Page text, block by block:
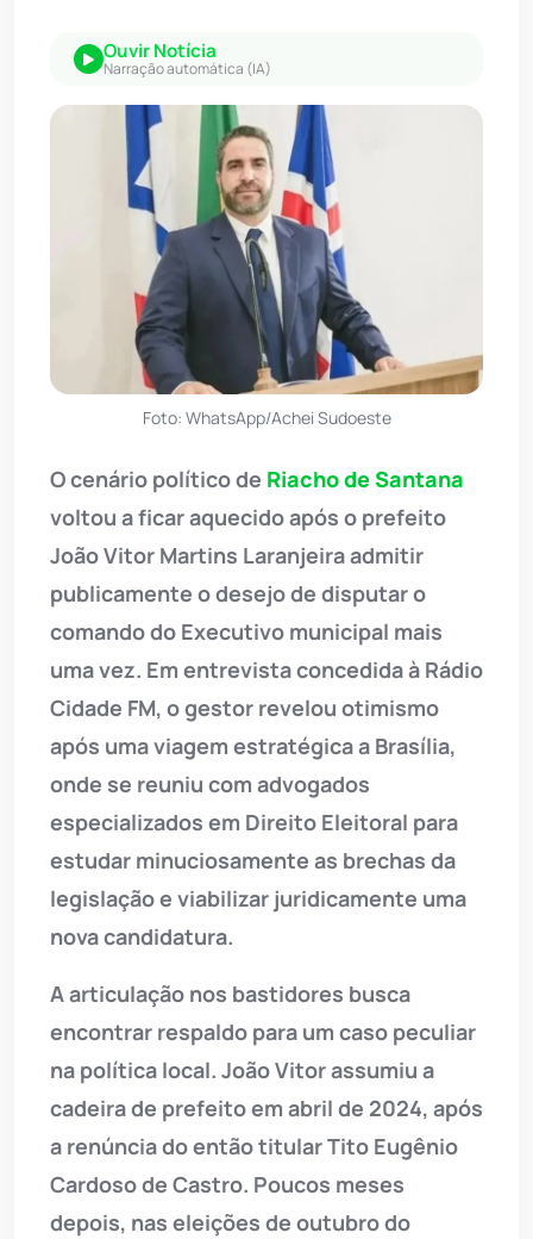
Ouvir Notícia
Narração automática (IA)
Foto: WhatsApp/Achei Sudoeste
O cenário político de Riacho de Santana
voltou a ficar aquecido após o prefeito
João Vitor Martins Laranjeira admitir
publicamente o desejo de disputar o
comando do Executivo municipal mais
uma vez. Em entrevista concedida à Rádio
Cidade FM, o gestor revelou otimismo
após uma viagem estratégica a Brasília,
onde se reuniu com advogados
especializados em Direito Eleitoral para
estudar minuciosamente as brechas da
legislação e viabilizar juridicamente uma
nova candidatura.
A articulação nos bastidores busca
encontrar respaldo para um caso peculiar
na política local. João Vitor assumiu a
cadeira de prefeito em abril de 2024, após
a renúncia do então titular Tito Eugênio
Cardoso de Castro. Poucos meses
depois, nas eleições de outubro do